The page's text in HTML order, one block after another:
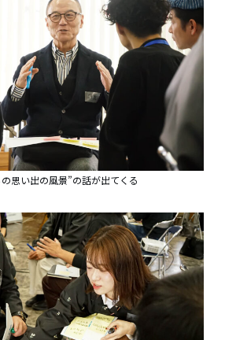
思い出の風景”の話が出てくる